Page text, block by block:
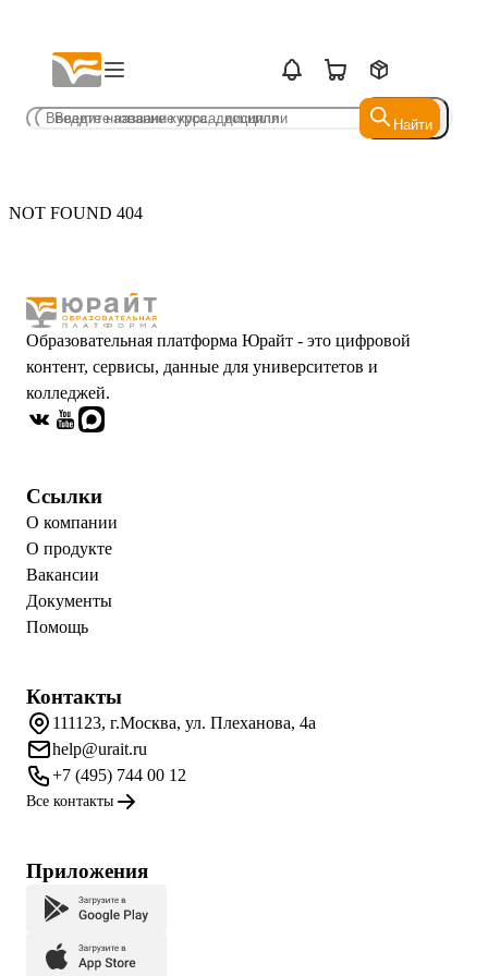
Найти
Найти
NOT FOUND 404
Образовательная платформа Юрайт - это цифровой
контент, сервисы, данные для университетов и
колледжей.
Ссылки
О компании
О продукте
Вакансии
Документы
Помощь
Контакты
111123, г.Москва, ул. Плеханова, 4а
help@urait.ru
+7 (495) 744 00 12
Все контакты
Приложения